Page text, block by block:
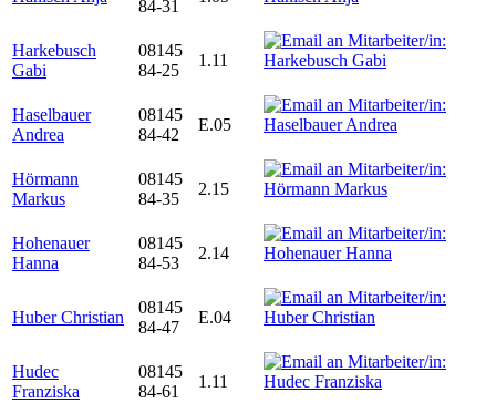
84-31
Harkebusch
Gabi
08145
84-25
1.11
Haselbauer
Andrea
08145
84-42
E.05
Hörmann
Markus
08145
84-35
2.15
Hohenauer
Hanna
08145
84-53
2.14
Huber Christian
08145
84-47
E.04
Hudec
Franziska
08145
84-61
1.11